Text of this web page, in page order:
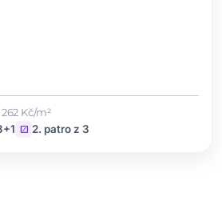
Kč/m²
stairs 2. patro z 3